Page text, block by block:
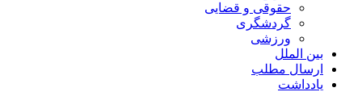
حقوقی و قضایی
گردشگری
ورزشی
بین الملل
ارسال مطلب
یادداشت